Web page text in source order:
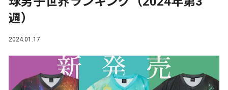
週）
2024.01.17